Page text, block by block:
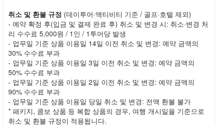
취소 및 환불 규정 (데이투어·액티비티 기준 / 골프·호텔 제외)
- 예약 확정 후(입금 및 결제 완료 후) 취소 및 변경 시: 취소·변경 처
리 수수료 5,000원 / 1인 / 1투어당 발생
- 업무일 기준 상품 이용일 14일 이전 취소 및 변경: 예약 금액의
30% 수수료 부과
- 업무일 기준 상품 이용일 3일 이전 취소 및 변경: 예약 금액의
50% 수수료 부과
- 업무일 기준 상품 이용일 2일 이전 취소 및 변경: 예약 금액의
90% 수수료 부과
- 업무일 기준 상품 이용일 당일 취소 및 변경: 전액 환불 불가
* 패키지, 콤보 상품 등 복합 상품의 경우, 여행 개시일을 기준으로
취소 및 환불 규정이 적용됩니다.